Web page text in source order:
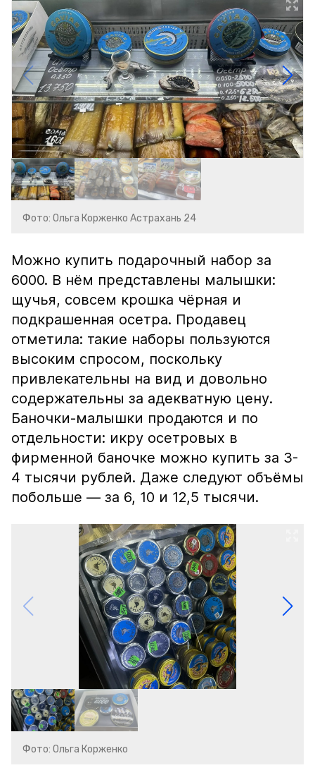
Фото: Ольга Корженко Астрахань 24
Можно купить подарочный набор за
6000. В нём представлены малышки:
щучья, совсем крошка чёрная и
подкрашенная осетра. Продавец
отметила: такие наборы пользуются
высоким спросом, поскольку
привлекательны на вид и довольно
содержательны за адекватную цену.
Баночки-малышки продаются и по
отдельности: икру осетровых в
фирменной баночке можно купить за 3-
4 тысячи рублей. Даже следуют объёмы
побольше — за 6, 10 и 12,5 тысячи.
Фото: Ольга Корженко